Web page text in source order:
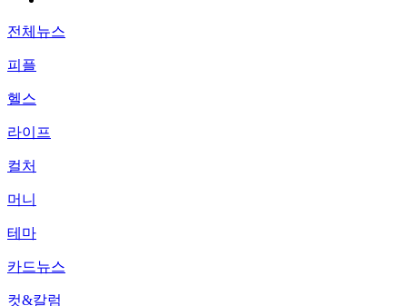
전체뉴스
피플
헬스
라이프
컬처
머니
테마
카드뉴스
컷&칼럼